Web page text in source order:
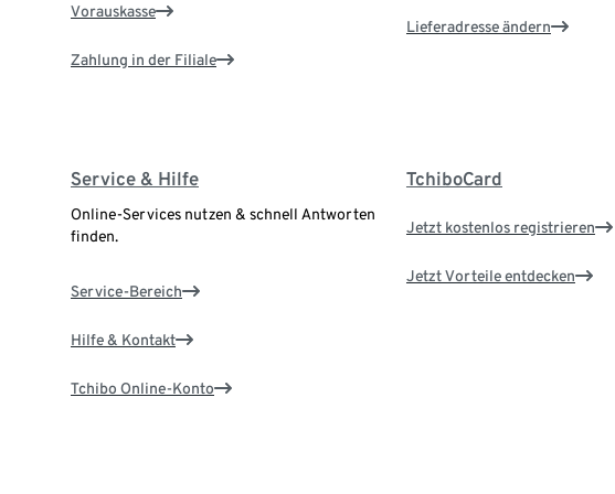
Vorauskasse
Zahlung in der Filiale
Lieferadresse ändern
Service & Hilfe
Online-Services nutzen & schnell Antworten
finden.
Service-Bereich
Hilfe & Kontakt
Tchibo Online-Konto
TchiboCard
Jetzt kostenlos registrieren
Jetzt Vorteile entdecken